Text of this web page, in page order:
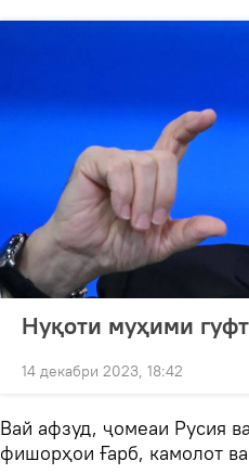
Нуқоти муҳими
14 декабри 2023, 18:42
Вай афзуд, ҷомеаи Русия
фишорҳои Ғарб, камолот